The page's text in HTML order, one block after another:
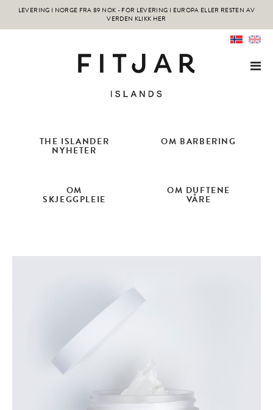
LEVERING I NORGE FRA 89 NOK - FOR LEVERING I EUROPA ELLER RESTEN AV
VERDEN KLIKK HER
THE ISLANDER
NYHETER
OM BARBERING
OM
SKJEGGPLEIE
OM DUFTENE
VÅRE